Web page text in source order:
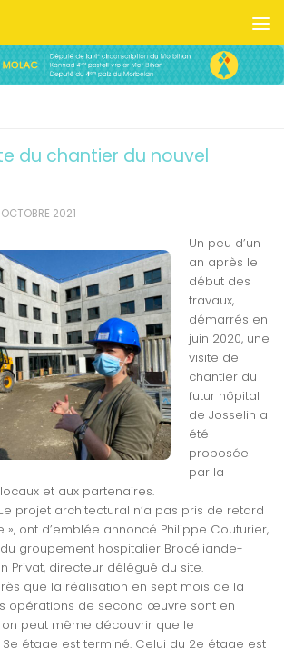
du chantier du nouvel
2021
Un peu d’un
an après le
début des
travaux,
démarrés en
juin 2020, une
visite de
chantier du
futur hôpital
de Josselin a
été
proposée
par la
et aux partenaires.
projet architectural n’a pas pris de retard
ont d’emblée annoncé Philippe Couturier,
groupement hospitalier Brocéliande-
Privat, directeur délégué du site.
que la réalisation en sept mois de la
opérations de second œuvre sont en
on peut même découvrir que le
étage est terminé. Celui du 2e étage est